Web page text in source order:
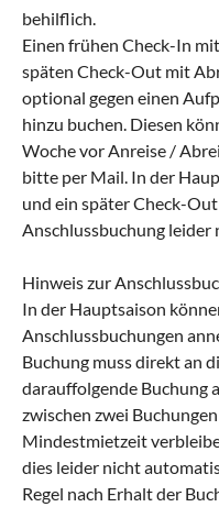
behilflich.
Einen frühen Check-In
späten Check-Out mit
optional gegen einen
hinzu buchen. Diesen
Woche vor Anreise /
bitte per Mail. In der
und ein später Check-
Anschlussbuchung leider
Hinweis zur
In der Hauptsaison
Anschlussbuchungen
Buchung muss direkt an
darauffolgende Buchung
zwischen zwei
Mindestmietzeit
dies leider nicht
Regel nach Erhalt der